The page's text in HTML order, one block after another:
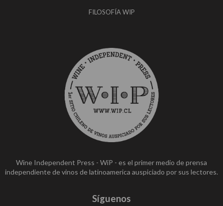
FILOSOFÍA WIP
Wine Independent Press - WiP - es el primer medio de prensa
independiente de vinos de latinoamerica auspiciado por sus lectores.
Síguenos